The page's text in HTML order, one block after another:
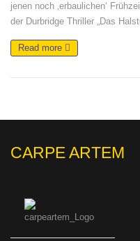
jenen noch ‚erbaulichen‘
der Durbridge Thriller „Das
Read more
CARPE ARTEM